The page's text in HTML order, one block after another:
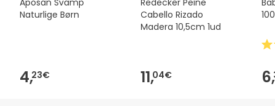
Aposan Svamp
Naturlige Børn
4,23€
Redecker Peine
Cabello Rizado
Madera 10,5cm 1ud
11,04€ 6,